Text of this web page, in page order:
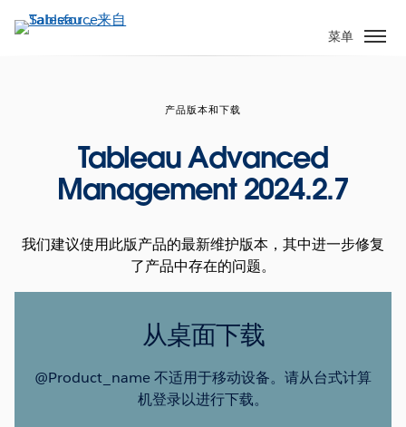
转
菜单
产品版本和下载
Tableau Advanced
Management 2024.2.7
我们建议使用此版产品的最新维护版本，其中进一步修复
了产品中存在的问题。
从桌面下载
@Product_name 不适用于移动设备。请从台式计算
机登录以进行下载。